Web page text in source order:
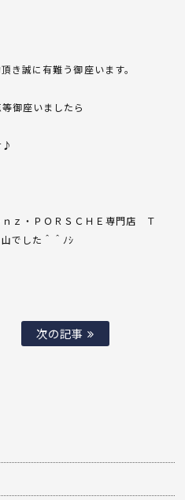
き誠に有難う御座います。
御座いましたら
♪
ｚ・ＰＯＲＳＣＨＥ専門店 Ｔ
でした＾＾ﾉｼ
次の記事